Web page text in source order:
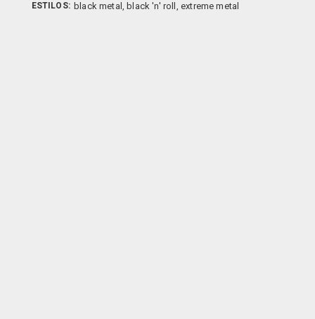
ESTILOS: black metal, black 'n' roll, extreme metal